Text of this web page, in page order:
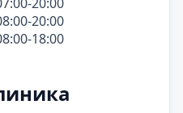
20:00
18:00